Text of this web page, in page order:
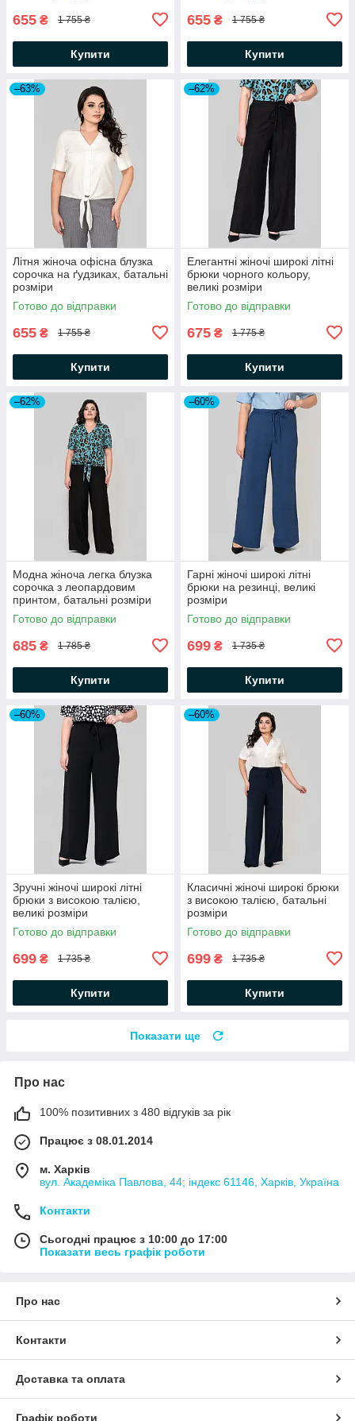
655 ₴ 1 755 ₴
Купити
655 ₴ 1 755 ₴
Купити
–63%
Літня жіноча офісна блузка
сорочка на ґудзиках, батальні
розміри
Готово до відправки
655 ₴ 1 755 ₴
Купити
–62%
Елегантні жіночі широкі літні
брюки чорного кольору,
великі розміри
Готово до відправки
675 ₴ 1 775 ₴
Купити
–62%
Модна жіноча легка блузка
сорочка з леопардовим
принтом, батальні розміри
Готово до відправки
685 ₴ 1 785 ₴
Купити
–60%
Гарні жіночі широкі літні
брюки на резинці, великі
розміри
Готово до відправки
699 ₴ 1 735 ₴
Купити
–60%
Зручні жіночі широкі літні
брюки з високою талією,
великі розміри
Готово до відправки
699 ₴ 1 735 ₴
Купити
–60%
Класичні жіночі широкі брюки
з високою талією, батальні
розміри
Готово до відправки
699 ₴ 1 735 ₴
Купити
Показати ще
Про нас
100% позитивних з 480 відгуків за рік
Працює з 08.01.2014
м. Харків
вул. Академіка Павлова, 44; індекс 61146, Харків, Україна
Контакти
Сьогодні працює з 10:00 до 17:00
Показати весь графік роботи
Про нас
Контакти
Доставка та оплата
Графік роботи